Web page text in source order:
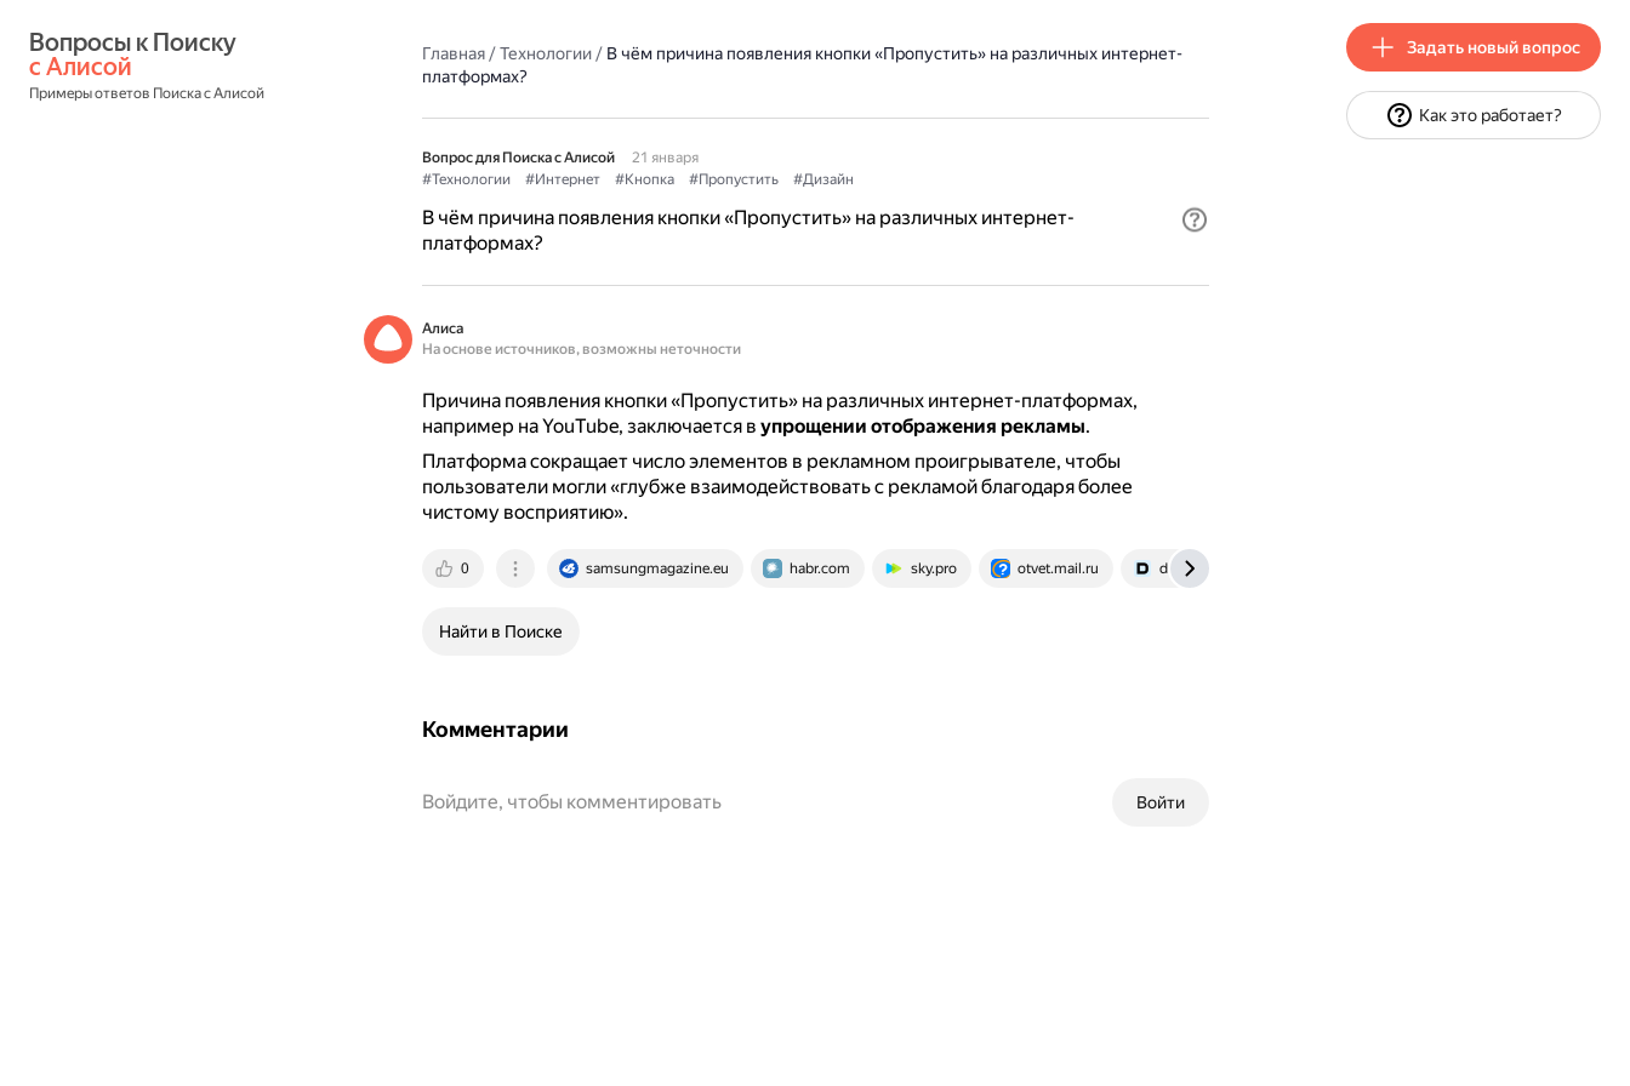
с Алисой
Примеры ответов Поиска с Алисой
Главная/Технологии/ В чём причина появления кнопки «Пропустить» на различных интернет-
платформах?
Вопрос для Поиска с Алисой
21 января
#Технологии
#Интернет #Кнопка #Пропустить #Дизайн
В чём причина появления кнопки «Пропустить» на различных интернет-
платформах?
Алиса
На основе источников, возможны неточности
Причина появления кнопки «Пропустить» на различных интернет-платформах,
например на YouTube, заключается в упрощении отображения рекламы.
Платформа сокращает число элементов в рекламном проигрывателе, чтобы
пользователи могли «глубже взаимодействовать с рекламой благодаря более
чистому восприятию».
0 samsungmagazine.eu habr.com sky.pro otvet.mail.ru dtf.ru
Найти в Поиске
Комментарии
Войти
Войдите, чтобы комментировать
Задать новый вопрос
Как это работает?